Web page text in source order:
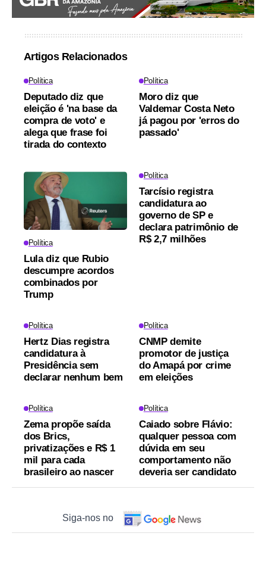
Artigos Relacionados
Política
Deputado diz que
eleição é 'na base da
compra de voto' e
alega que frase foi
tirada do contexto
Política
Moro diz que
Valdemar Costa Neto
já pagou por 'erros do
passado'
Política
Lula diz que Rubio
descumpre acordos
combinados por
Trump
Política
Tarcísio registra
candidatura ao
governo de SP e
declara patrimônio de
R$ 2,7 milhões
Política
Hertz Dias registra
candidatura à
Presidência sem
declarar nenhum bem
Política
CNMP demite
promotor de justiça
do Amapá por crime
em eleições
Política
Zema propõe saída
dos Brics,
privatizações e R$ 1
mil para cada
brasileiro ao nascer
Política
Caiado sobre Flávio:
qualquer pessoa com
dúvida em seu
comportamento não
deveria ser candidato
Siga-nos no